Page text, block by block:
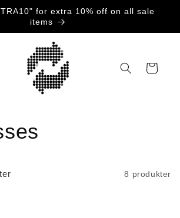
for extra 10% off on all sale
items
Handlekurv
8 produkter